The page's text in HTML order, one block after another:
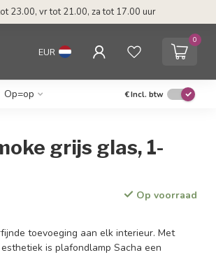
23.00, vr tot 21.00, za tot 17.00 uur
EUR
0
Op=op €Incl. btw
grijs glas, 1-
Op voorraad
toevoeging aan elk interieur. Met
is plafondlamp Sacha een